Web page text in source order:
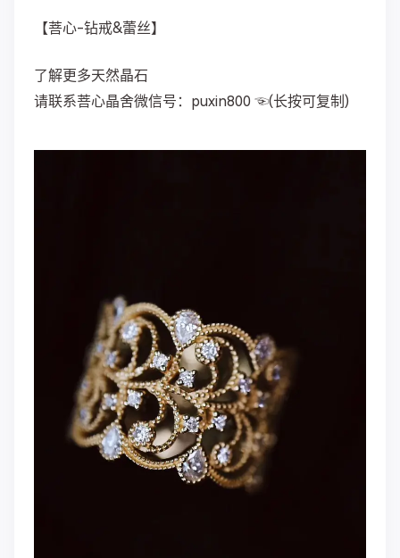
【菩心-钻戒&蕾丝】
了解更多天然晶石
请联系菩心晶舍微信号：puxin800 ☜(长按可复制)